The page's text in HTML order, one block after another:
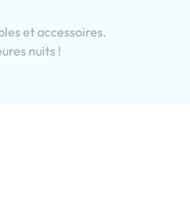
et accessoires.
nuits !